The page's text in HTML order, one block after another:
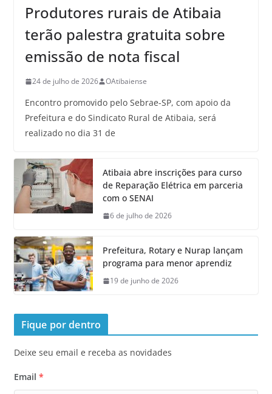
Produtores rurais de Atibaia
terão palestra gratuita sobre
emissão de nota fiscal
24 de julho de 2026 OAtibaiense
Encontro promovido pelo Sebrae-SP, com apoio da
Prefeitura e do Sindicato Rural de Atibaia, será
realizado no dia 31 de
Atibaia abre inscrições para curso
de Reparação Elétrica em parceria
com o SENAI
6 de julho de 2026
Prefeitura, Rotary e Nurap lançam
programa para menor aprendiz
19 de junho de 2026
Fique por dentro
Deixe seu email e receba as novidades
Email *